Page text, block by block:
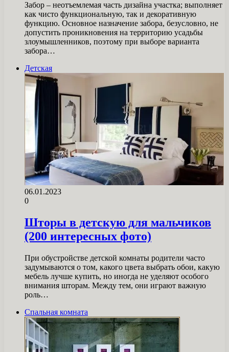
Забор – неотъемлемая часть дизайна участка; выполняет
как чисто функциональную, так и декоративную
функцию. Основное назначение забора, безусловно, не
допустить проникновения на территорию усадьбы
злоумышленников, поэтому при выборе варианта
забора…
Детская
06.01.2023
0
Шторы в детскую для мальчиков
(200 интересных фото)
При обустройстве детской комнаты родители часто
задумываются о том, какого цвета выбрать обои, какую
мебель лучше купить, но иногда не уделяют особого
внимания шторам. Между тем, они играют важную
роль…
Спальная комната